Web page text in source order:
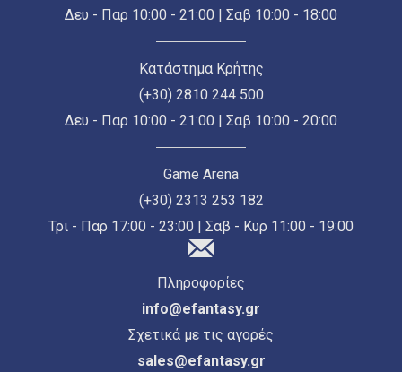
Δευ - Παρ 10:00 - 21:00 | Σαβ 10:00 - 18:00
Κατάστημα Κρήτης
(+30) 2810 244 500
Δευ - Παρ 10:00 - 21:00 | Σαβ 10:00 - 20:00
Game Arena
(+30) 2313 253 182
Τρι - Παρ 17:00 - 23:00 | Σαβ - Κυρ 11:00 - 19:00
Πληροφορίες
info@efantasy.gr
Σχετικά με τις αγορές
sales@efantasy.gr